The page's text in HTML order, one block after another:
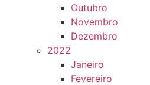
Outubro
Novembro
Dezembro
2022
Janeiro
Fevereiro